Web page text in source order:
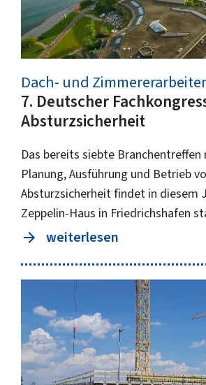
Dach- und
7. Deutscher
Absturzsicherheit
Das bereits siebte Branchentreffen
Planung, Ausführung und Betrieb
Absturzsicherheit findet in diesem
Zeppelin-Haus in Friedrichshafen
weiterlesen